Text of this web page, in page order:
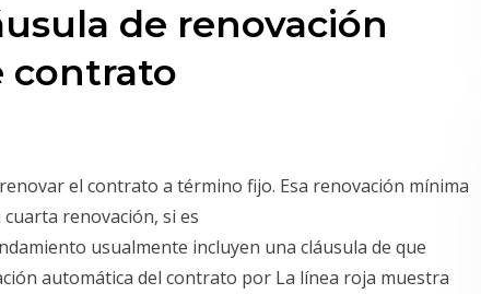
de renovación
contrato
el contrato a término fijo. Esa renovación mínima
renovación, si es
usualmente incluyen una cláusula de que
automática del contrato por La línea roja muestra